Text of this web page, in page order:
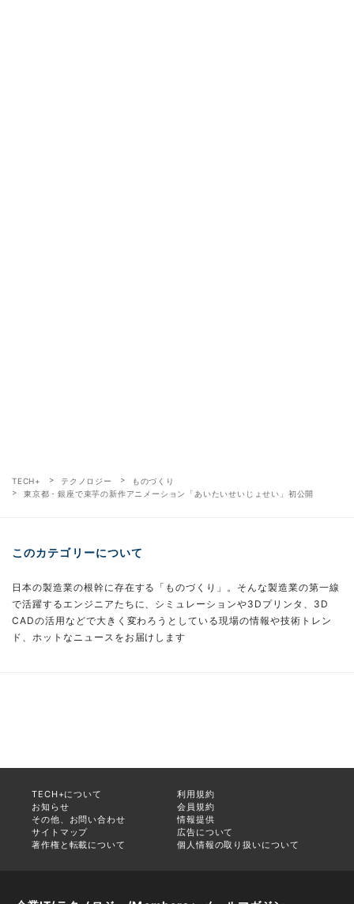
TECH+ テクノロジー
ものづくり
東京都・銀座で束芋の新作アニメーション「あいたいせいじょせい」初公開
このカテゴリーについて
日本の製造業の根幹に存在する「ものづくり」。そんな製造業の第一線
で活躍するエンジニアたちに、シミュレーションや3Dプリンタ、3D
CADの活用などで大きく変わろうとしている現場の情報や技術トレン
ド、ホットなニュースをお届けします
TECH+について
利用規約
お知らせ
会員規約
その他、お問い合わせ
情報提供
サイトマップ
広告について
著作権と転載について
個人情報の取り扱いについて